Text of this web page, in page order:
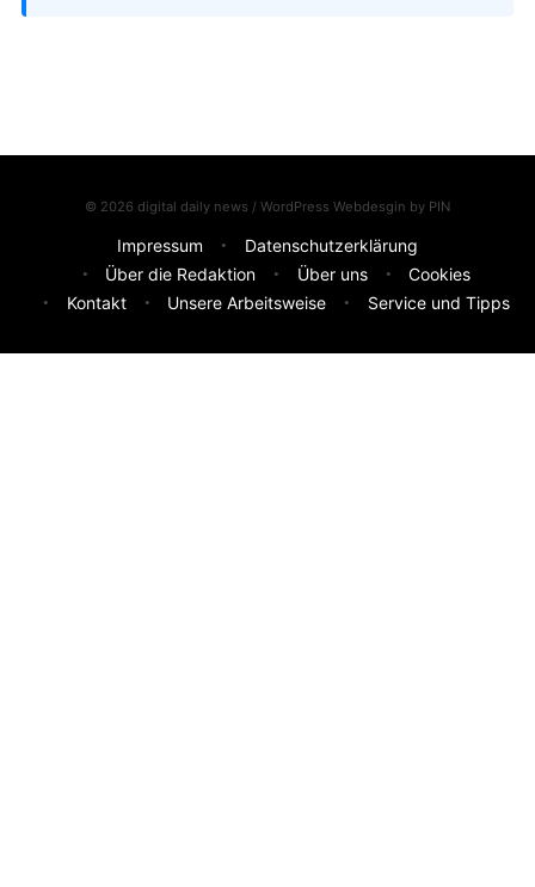
© 2026 digital daily news / WordPress Webdesgin by PIN
Impressum
Datenschutzerklärung
Über die Redaktion
Über uns
Cookies
Kontakt
Unsere Arbeitsweise Service und Tipps